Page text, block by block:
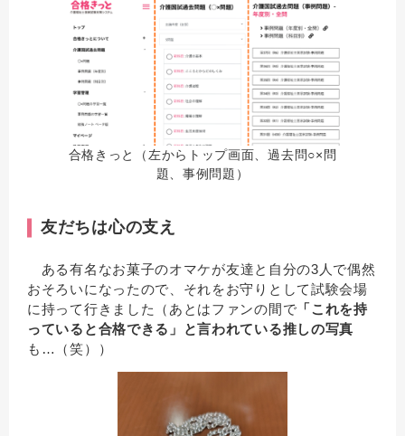
合格きっと（左からトップ画面、過去問○×問
題、事例問題）
友だちは心の支え
ある有名なお菓子のオマケが友達と自分の3人で偶然
おそろいになったので、それをお守りとして試験会場
に持って行きました（あとはファンの間で 「これを持
っていると合格できる」と言われている推しの写真
も…（笑））